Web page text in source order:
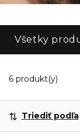
Všetky
6 produkt(y)
Triediť podľa